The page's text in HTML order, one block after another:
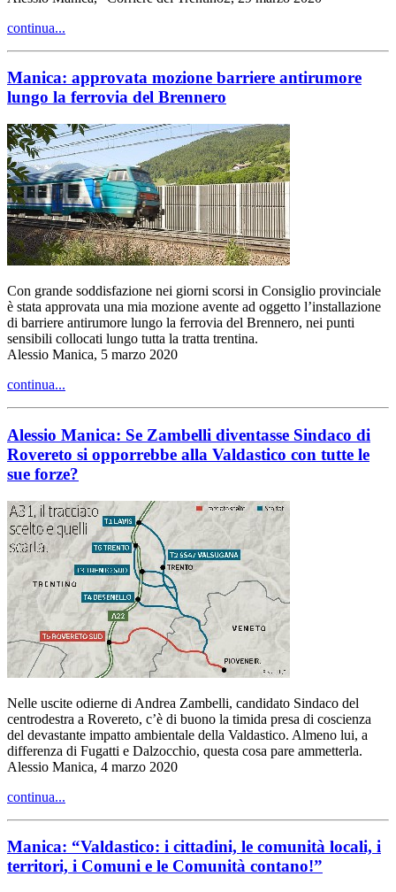
continua...
Manica: approvata mozione barriere antirumore
lungo la ferrovia del Brennero
Con grande soddisfazione nei giorni scorsi in Consiglio provinciale
è stata approvata una mia mozione avente ad oggetto l’installazione
di barriere antirumore lungo la ferrovia del Brennero, nei punti
sensibili collocati lungo tutta la tratta trentina.
Alessio Manica, 5 marzo 2020
continua...
Alessio Manica: Se Zambelli diventasse Sindaco di
Rovereto si opporrebbe alla Valdastico con tutte le
sue forze?
Nelle uscite odierne di Andrea Zambelli, candidato Sindaco del
centrodestra a Rovereto, c’è di buono la timida presa di coscienza
del devastante impatto ambientale della Valdastico. Almeno lui, a
differenza di Fugatti e Dalzocchio, questa cosa pare ammetterla.
Alessio Manica, 4 marzo 2020
continua...
Manica: “Valdastico: i cittadini, le comunità locali, i
territori, i Comuni e le Comunità contano!”